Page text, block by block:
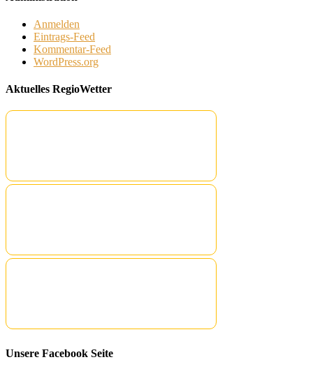
Anmelden
Eintrags-Feed
Kommentar-Feed
WordPress.org
Aktuelles RegioWetter
Unsere Facebook Seite